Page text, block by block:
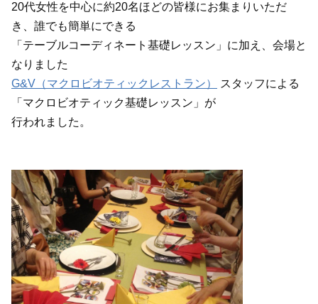
20代女性を中心に約20名ほどの皆様にお集まりいただ
き、誰でも簡単にできる
「テーブルコーディネート基礎レッスン」に加え、会場と
なりました
G&V（マクロビオティックレストラン）
スタッフによる
「マクロビオティック基礎レッスン」が
行われました。